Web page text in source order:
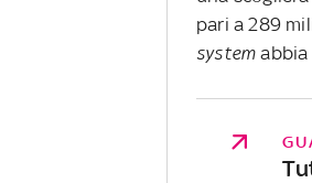
pari a 289
system abbia